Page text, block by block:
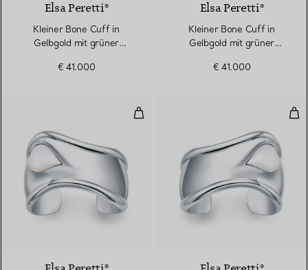
Elsa Peretti®
Kleiner Bone Cuff in
Gelbgold mit grüner
€ 41.000
Elsa Peretti®
Kleiner Bone Cuff in
Gelbgold mit grüner
€ 41.000
Kleiner Bone Cuff in